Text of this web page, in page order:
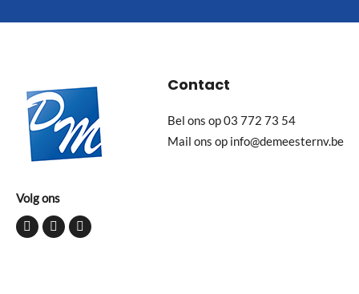
Volg ons
Contact
Bel ons op03 772 73 54
Mail ons op info@demeesternv.be